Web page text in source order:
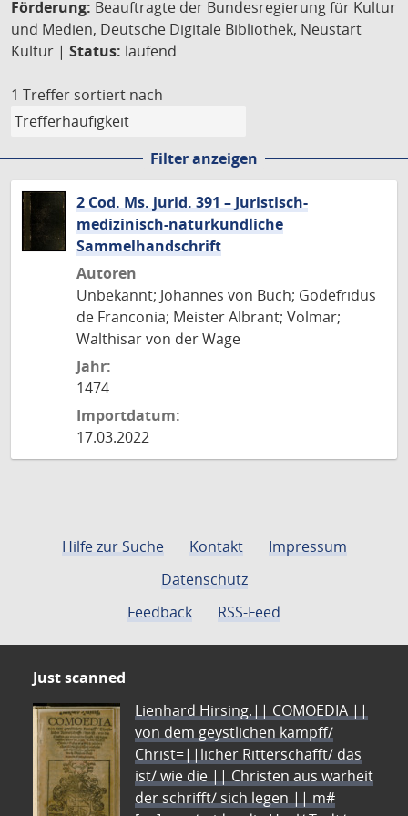
Förderung: Beauftragte der Bundesregierung für Kultur
und Medien, Deutsche Digitale Bibliothek, Neustart
Kultur | Status: laufend
1 Treffer sortiert nach
Filter anzeigen
2 Cod. Ms. jurid. 391 – Juristisch-
medizinisch-naturkundliche
Sammelhandschrift
Autoren
Unbekannt; Johannes von Buch; Godefridus
de Franconia; Meister Albrant; Volmar;
Walthisar von der Wage
Jahr:
1474
Importdatum:
17.03.2022
Hilfe zur Suche Kontakt
Impressum
Datenschutz
Feedback
RSS-Feed
Just scanned
Lienhard Hirsing.|| COMOEDIA ||
von dem geystlichen kampff/
Christ=||licher Ritterschafft/ das
ist/ wie die || Christen aus warheit
der schrifft/ sich legen || m#